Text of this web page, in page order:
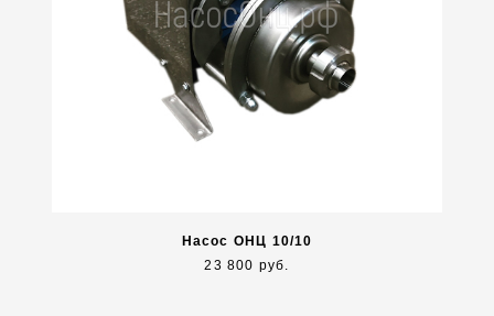
Насос ОНЦ 10/10
23 800 руб.